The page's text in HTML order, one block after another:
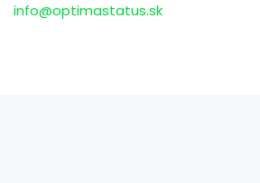
info@optimastatus.sk